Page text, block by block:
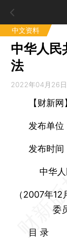
中文资料
中华人民
法
2022年04月26
【财新网
发布单位
发布时间
中华
（2007年
委
目 录